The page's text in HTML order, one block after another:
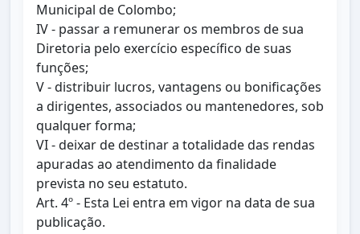
Municipal de Colombo;
IV - passar a remunerar os membros de sua
Diretoria pelo exercício específico de suas
funções;
V - distribuir lucros, vantagens ou bonificações
a dirigentes, associados ou mantenedores, sob
qualquer forma;
VI - deixar de destinar a totalidade das rendas
apuradas ao atendimento da finalidade
prevista no seu estatuto.
Art. 4º - Esta Lei entra em vigor na data de sua
publicação.